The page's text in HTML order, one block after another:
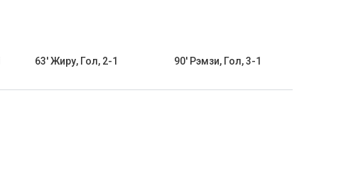
63' Жиру, Гол, 2-1 90' Рэмзи, Гол, 3-1